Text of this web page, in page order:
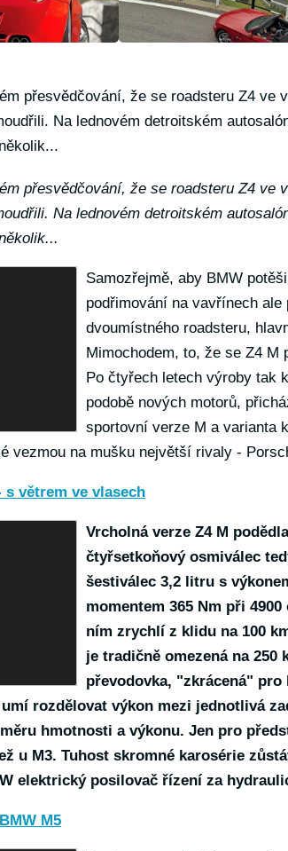
přesvědčování, že se roadsteru Z4 ve
Na lednovém detroitském
přesvědčování, že se roadsteru Z4 ve
Na lednovém detroitském
Samozřejmě, aby BMW
podřimování na vavřínech
dvoumístného roadsteru,
Mimochodem, to, že se Z4 M
Po čtyřech letech výroby tak
podobě nových motorů,
sportovní verze M a varianta
vezmou na mušku největší rivaly -
s větrem ve vlasech
Vrcholná verze Z4 M
čtyřsetkoňový osmiválec
šestiválec 3,2 litru s
momentem 365 Nm při
ním zrychlí z klidu na 100
je tradičně omezená na
převodovka, "zkrácená"
rozdělovat výkon mezi jednotlivá
hmotnosti a výkonu. Jen pro
u M3. Tuhost skromné karosérie
elektrický posilovač řízení za
M5